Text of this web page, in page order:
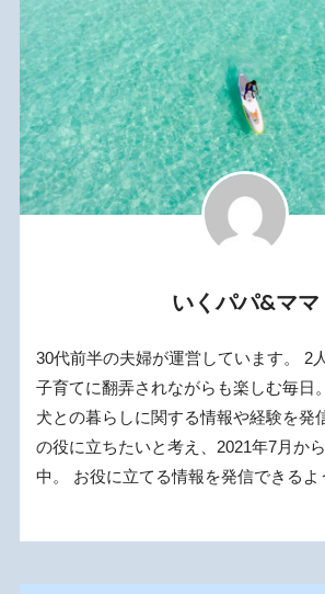
いくパパ&ママ
30代前半の夫婦が運営しています。 2
子育てに翻弄されながらも楽しむ毎日
犬との暮らしに関する情報や経験を発
の役に立ちたいと考え、2021年7月か
中。 お役に立てる情報を発信できるよ